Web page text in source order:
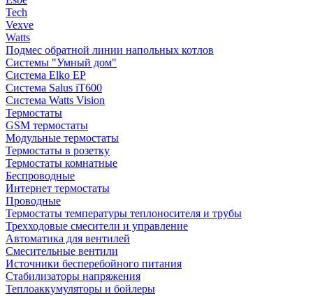
Tech
Vexve
Watts
Подмес обратной линии напольных котлов
Системы "Умный дом"
Система Elko EP
Система Salus iT600
Система Watts Vision
Термостаты
GSM термостаты
Модульные термостаты
Термостаты в розетку
Термостаты комнатные
Беспроводные
Интернет термостаты
Проводные
Термостаты температуры теплоносителя и трубы
Трехходовые смесители и управление
Автоматика для вентилей
Смесительные вентили
Источники бесперебойного питания
Стабилизаторы напряжения
Теплоаккумуляторы и бойлеры